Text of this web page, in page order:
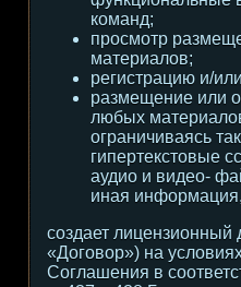
команд;
просмотр
материалов;
регистрацию и/
размещение или
любых
ограничиваясь
гипертекстовые
аудио и видео-
иная информация,
создает лицензионный
«Договор») на
Соглашения в